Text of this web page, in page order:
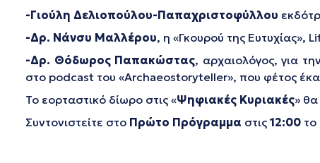
-Γιούλη Δελιοπούλου-Παπαχριστοφύλλου
-Δρ. Νάνσυ Μαλλέρου, η «Γκουρού της Ευτυχίας»,
-Δρ. Θόδωρος Παπακώστας, αρχαιολόγος, για
στο podcast του «Archaeostoryteller», που φέτος
Το εορταστικό δίωρο στις «Ψηφιακές Κυριακές»
Συντονιστείτε στο Πρώτο Πρόγραμμα στις 12:00 το